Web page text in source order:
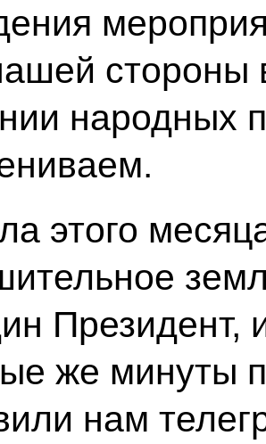
стороны
народных
этого
Президент,
же минуты
нам